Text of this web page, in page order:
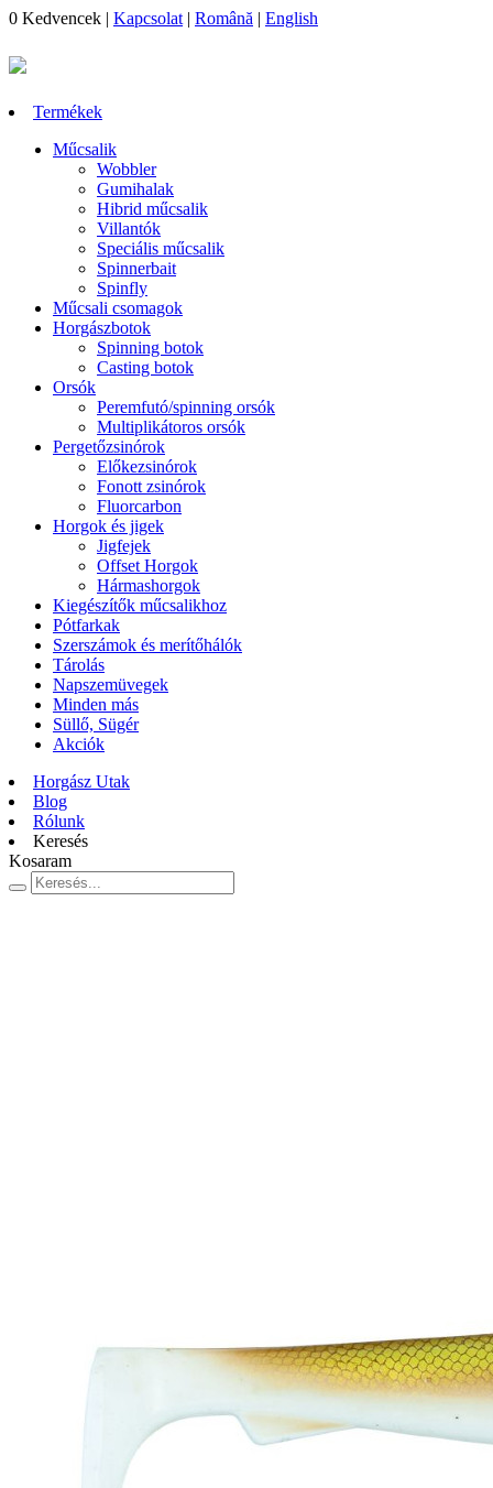
0 Kedvencek | Kapcsolat | Română | English
Termékek
Műcsalik
Wobbler
Gumihalak
Hibrid műcsalik
Villantók
Speciális műcsalik
Spinnerbait
Spinfly
Műcsali csomagok
Horgászbotok
Spinning botok
Casting botok
Orsók
Peremfutó/spinning orsók
Multiplikátoros orsók
Pergetőzsinórok
Előkezsinórok
Fonott zsinórok
Fluorcarbon
Horgok és jigek
Jigfejek
Offset Horgok
Hármashorgok
Kiegészítők műcsalikhoz
Pótfarkak
Szerszámok és merítőhálók
Tárolás
Napszemüvegek
Minden más
Süllő, Sügér
Akciók
Horgász Utak
Blog
Rólunk
Keresés
Kosaram